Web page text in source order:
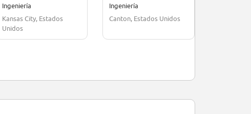
Ingeniería
Kansas City, Estados
Unidos
Ingeniería
Canton, Estados Unidos